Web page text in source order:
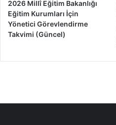
2026 Millî Eğitim Bakanlığı
Eğitim Kurumları İçin
Yönetici Görevlendirme
Takvimi (Güncel)